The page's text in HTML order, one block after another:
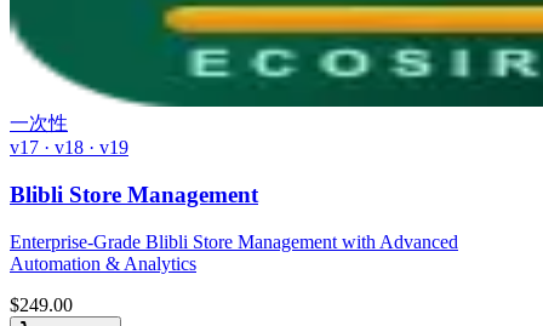
一次性
v17 · v18 · v19
Blibli Store Management
Enterprise-Grade Blibli Store Management with Advanced
Automation & Analytics
$249.00